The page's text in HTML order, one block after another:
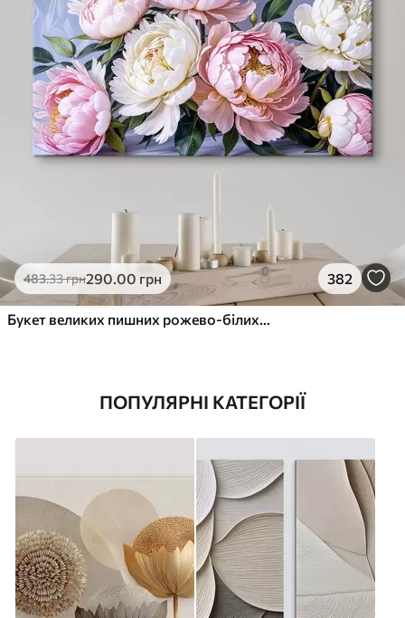
483.33грн290.00 грн 382
Букет великих пишних рожево-білих квітів півонії із зеленим листям на м’якому розмитому фоні
ПОПУЛЯРНІ КАТЕГОРІЇ